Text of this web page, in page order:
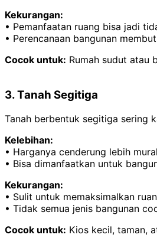
Kekurangan:
• Pemanfaatan ruang bisa jadi
• Perencanaan bangunan
Cocok untuk: Rumah sudut atau
3. Tanah Segitiga
Tanah berbentuk segitiga sering
Kelebihan:
• Harganya cenderung lebih
• Bisa dimanfaatkan untuk
Kekurangan:
• Sulit untuk memaksimalkan
• Tidak semua jenis bangunan
Cocok untuk: Kios kecil, taman,